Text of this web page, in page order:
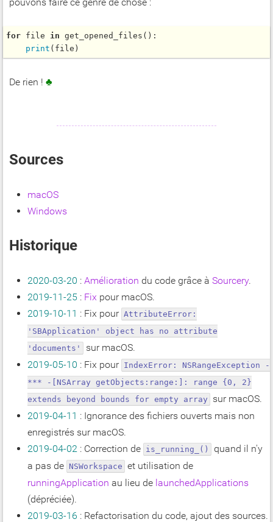
for file in get_opened_files ():
print
De rien ! ♣
Sources
macOS
Windows
Historique
2020-03-20 : Amélioration du code grâce à Sourcery.
2019-11-25 : Fix pour macOS.
2019-10-11 : Fix pour AttributeError:
'SBApplication' object has no attribute
'documents'
sur macOS.
2019-05-10 : Fix pour IndexError: NSRangeException -
*** -[NSArray getObjects:range:]: range {0, 2}
extends beyond bounds for empty array
sur macOS.
2019-04-11 : Ignorance des fichiers ouverts mais non
enregistrés sur macOS.
2019-04-02 : Correction de is_running_()
quand il n'y
a pas de NSWorkspace et utilisation de
runningApplication au lieu de launchedApplications
(dépréciée).
2019-03-16 : Refactorisation du code, ajout des sources.